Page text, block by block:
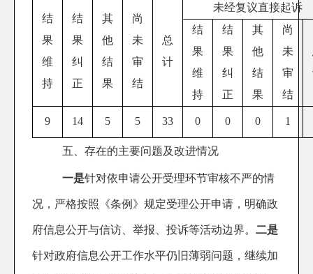
结
果
维
持
结
果
纠
正
其
他
结
果
尚
未
审
结
总
计
未经复议直接起诉
结
果
维
持
结
果
纠
正
其
他
结
果
尚
未
审
结
9 14 5 5 33 0 0 0 1
五、存在的主要问题及改进情况
一是针对依申请公开受理环节审核不严的情
况，严格按照《条例》规定受理公开申请，明确政
府信息公开与信访、举报、投诉等活动边界。二是
针对政府信息公开工作水平仍旧薄弱问题，继续加